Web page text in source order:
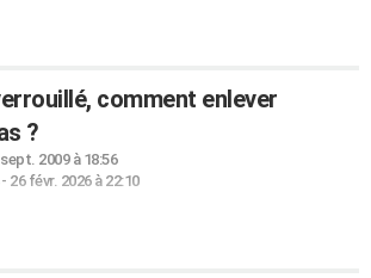
comment enlever
?
2009 à 18:56
26 févr. 2026 à 22:10